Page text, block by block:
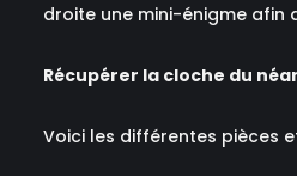
droite une mini-énigme afin
Récupérer la cloche du
Voici les différentes pièces